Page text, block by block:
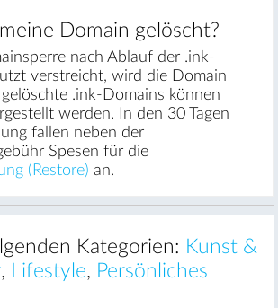
Domain gelöscht?
nach Ablauf der .ink-
verstreicht, wird die Domain
.ink-Domains können
werden. In den 30 Tagen
fallen neben der
Spesen für die
(Restore) an.
Kategorien: Kunst &
, Lifestyle, Persönliches